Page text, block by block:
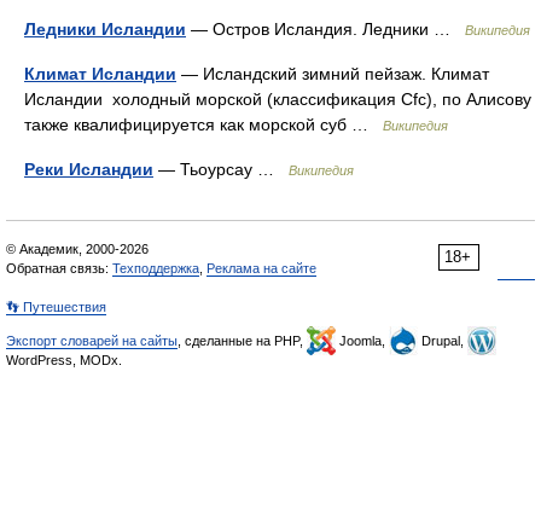
Ледники Исландии — Остров Исландия. Ледники … Википедия
Климат Исландии — Исландский зимний пейзаж. Климат
Исландии холодный морской (классификация Cfc), по Алисову
также квалифицируется как морской суб …
Википедия
Реки Исландии — Тьоурсау … Википедия
18+
© Академик, 2000-2026
Обратная связь: Техподдержка Реклама на сайте
👣 Путешествия
Экспорт словарей на сайты , сделанные на PHP, Joomla,
Drupal,
WordPress, MODx.